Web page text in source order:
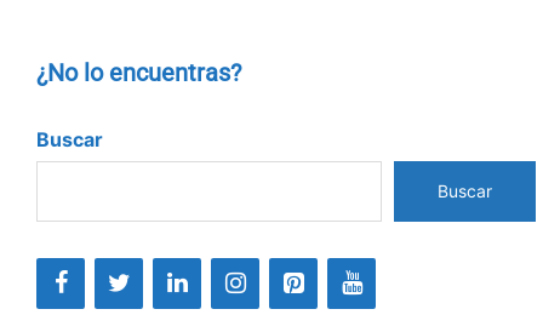
¿No lo encuentras?
Buscar
Buscar